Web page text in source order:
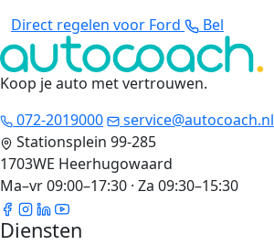
Direct regelen voor Ford
Bel
Koop je auto met vertrouwen.
072-2019000
service@autocoach.nl
Stationsplein 99-285
1703WE Heerhugowaard
Ma–vr 09:00–17:30 · Za 09:30–15:30
Diensten